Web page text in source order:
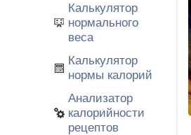
Калькулятор
нормального
веса
Калькулятор
нормы калорий
Анализатор
калорийности
рецептов